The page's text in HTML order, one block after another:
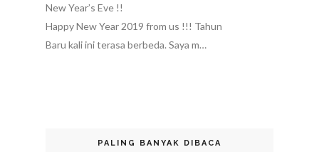
New Year’s Eve !!
Happy New Year 2019 from us !!! Tahun
Baru kali ini terasa berbeda. Saya m…
PALING BANYAK DIBACA